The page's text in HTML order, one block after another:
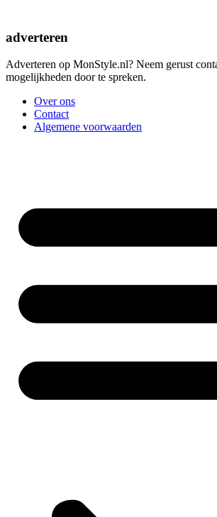
adverteren
Adverteren op MonStyle.nl? Neem gerust
mogelijkheden door te spreken.
Over ons
Contact
Algemene voorwaarden